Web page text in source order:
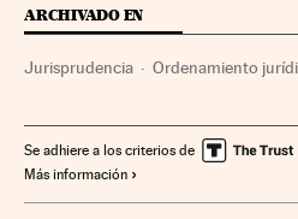
ARCHIVADO EN
Jurisprudencia Ordenamiento
Se adhiere a los criterios de
Más información